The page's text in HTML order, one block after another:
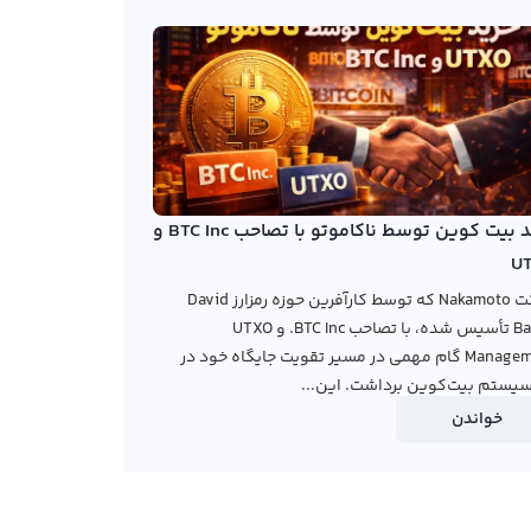
خرید بیت کوین توسط ناکاموتو با تصاحب BTC Inc و
شرکت Nakamoto که توسط کارآفرین حوزه رمزارز David
Bailey تأسیس شده، با تصاحب BTC Inc. و UTXO
Management گام مهمی در مسیر تقویت جایگاه خود در
بیت‌کوین برداشت. این...
خواندن